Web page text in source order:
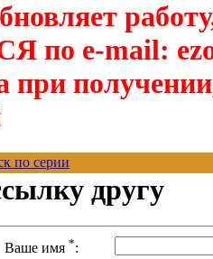
e-mail:
при
по серии
другу
Ваше имя *: